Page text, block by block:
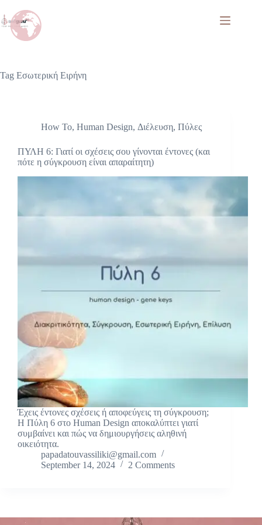
Tag Εσωτερική Ειρήνη
How To, Human Design, Διέλευση, Πύλες
ΠΥΛΗ 6: Γιατί οι σχέσεις σου γίνονται έντονες (και
πότε η σύγκρουση είναι απαραίτητη)
Έχεις έντονες σχέσεις ή αποφεύγεις τη σύγκρουση;
Η Πύλη 6 στο Human Design αποκαλύπτει γιατί
συμβαίνει και πώς να δημιουργήσεις αληθινή
οικειότητα.
papadatouvassiliki@gmail.com
September 14, 2024
2 Comments